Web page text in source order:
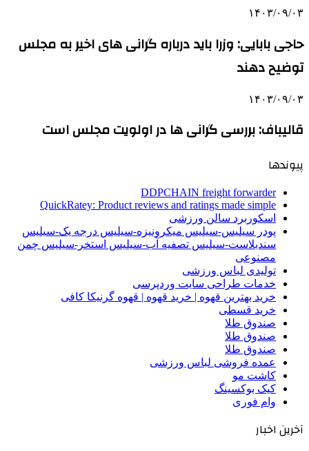
۱۴۰۳/۰۹/۰۳
حاجی بابایی: وزرا باید درباره گرانی های اخیر به مجلس
توضیح دهند
۱۴۰۳/۰۹/۰۳
قالیباف: بررسی گرانی ها در اولویت مجلس است
پیوندها
DDPCHAIN freight forwarder
QuickRatey: Product reviews and ratings made simple
اسکوربرد سالن ورزشی
پودر سیلیس-سیلیس میکرونیزه-سیلیس درجه یک-سیلیس
سندبلاست-سیلیس تصفیه آب-سیلیس استخر-سیلیس چمن
مصنوعی
تولیدی لباس ورزشی
خدمات طراحی سایت وردپرسی
خرید بهترین قهوه | خرید قهوه | قهوه گرنیکا کافی
خرید قسطی
صندوق طلا
صندوق طلا
صندوق طلا
عمده فروشی لباس ورزشی
کاشت مو
کیک بوکسینگ
وام فوری
آخرین اخبار